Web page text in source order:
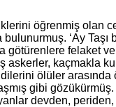
öğrenmiş olan
‘Ay
götürenlere felaket
kaçmakla
ölüler arasında
gibi
devden,